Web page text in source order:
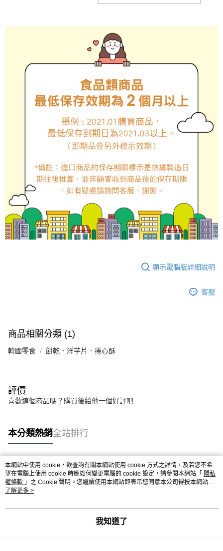
顯示電腦版詳細說明
客服
商品相關分類 (1)
韓國零食 餅乾．洋芋片．捲心酥
評價
喜歡這個商品嗎？購買後給他一個好評吧
本分類熱銷全站排行
熱門標籤
本網站中使用 cookie，欲查詢有關本網站使用 cookie 方式之詳情，及若您不希
望在電腦上使用 cookie 時應如何變更電腦的 cookie 設定，請參閱本網站「 隱私
權條款 」之 Cookie 聲明。您繼續使用本網站即表示您同意本公司得按本網站使
用條款之 Cookie 聲明使用 cookie。
了解更多 >
我知道了